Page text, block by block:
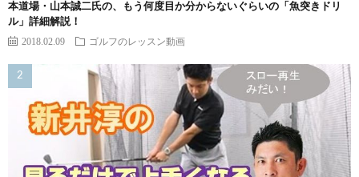
本道場・山本誠二氏の、もう何度目か分からないぐらいの「魚突きドリ
ル」詳細解説！
2018.02.09 ゴルフのレッスン動画